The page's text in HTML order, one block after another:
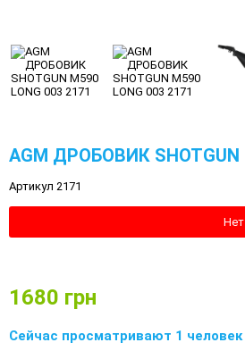
AGM ДРОБОВИК SHOTGUN
Артикул 2171
1680 грн
Сейчас просматривают 1 человек